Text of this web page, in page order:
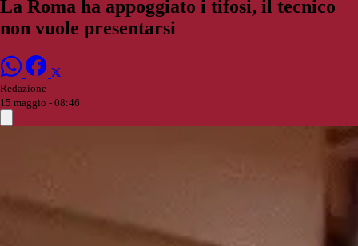
La Roma ha appoggiato i tifosi, il tecnico
non vuole presentarsi
Redazione
15 maggio - 08:46